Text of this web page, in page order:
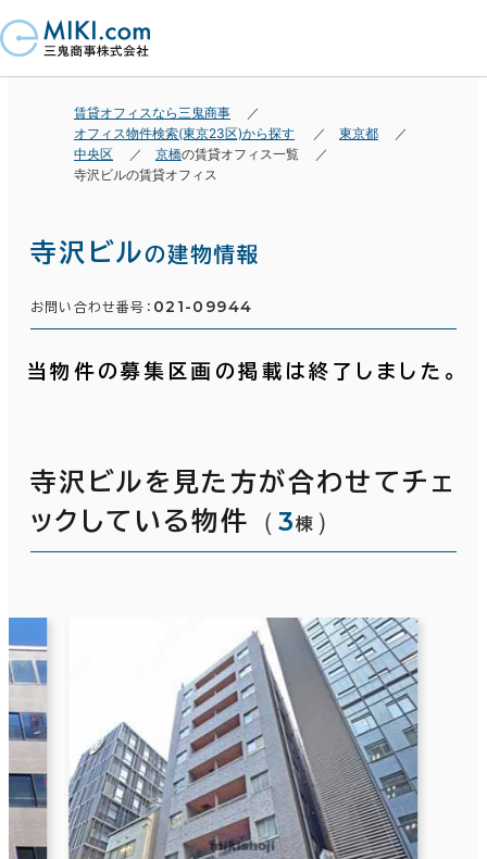
賃貸オフィスなら三鬼商事
オフィス物件検索(東京23区)から探す
東京都
中央区
京橋の賃貸オフィス一覧
寺沢ビルの賃貸オフィス
寺沢ビルの建物情報
お問い合わせ番号： 021-09944
当物件の募集区画の掲載は終了しました。
寺沢ビルを見た方が合わせてチェ
ックしている物件
（ 3棟 ）